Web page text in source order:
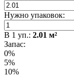
Нужно упаковок:
В 1 уп.: 2.01 м²
Запас:
0%
5%
10%